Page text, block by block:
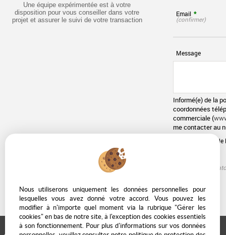
Une équipe expérimentée est à votre
disposition pour vous conseiller dans votre
projet et assurer le suivi de votre transaction
Email *
(confirmer)
Message
Informé(e) de la
coordonnées
commerciale (
me contacter au
J'ai lu et
Champs
Nous utiliserons uniquement les données personnelles pour
lesquelles vous avez donné votre accord. Vous pouvez les
modifier à n'importe quel moment via la rubrique "Gérer les
cookies" en bas de notre site, à l'exception des cookies essentiels
à son fonctionnement. Pour plus d'informations sur vos données